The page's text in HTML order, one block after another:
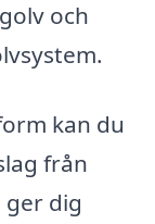
och
kan du
från
ger dig